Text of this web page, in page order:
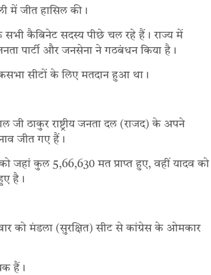
में जीत हासिल की।
सभी कैबिनेट सदस्य पीछे चल रहे हैं। राज्य में
पार्टी और जनसेना ने गठबंधन किया है।
सीटों के लिए मतदान हुआ था।
जी ठाकुर राष्ट्रीय जनता दल (राजद) के अपने
जीत गए हैं।
जहां कुल 5,66,630 मत प्राप्त हुए, वहीं यादव को
है।
को मंडला (सुरक्षित) सीट से कांग्रेस के ओमकार
हैं।